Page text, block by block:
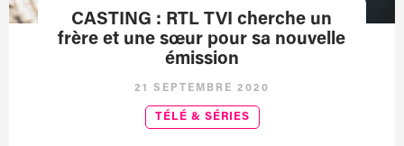
CASTING : RTL TVI cherche un
frère et une sœur pour sa nouvelle
émission
21 SEPTEMBRE 2020
TÉLÉ & SÉRIES